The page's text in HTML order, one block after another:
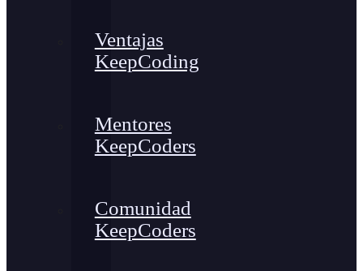
Ventajas
KeepCoding
Mentores
KeepCoders
Comunidad
KeepCoders